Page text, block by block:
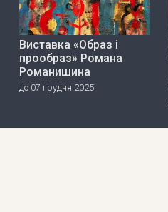
Виставка «Образ і
прообраз» Романа
Романишина
до 07 грудня 2025